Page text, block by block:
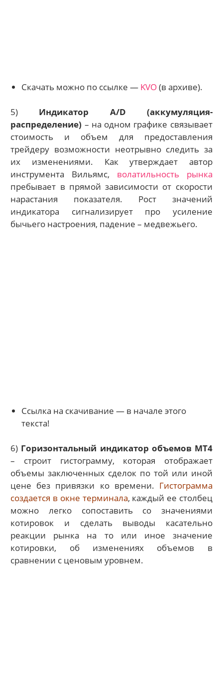
Скачать можно по ссылке — KVO(в архиве).
5) Индикатор A/D (аккумуляция-
распределение) – на одном графике связывает
стоимость и объем для предоставления
трейдеру возможности неотрывно следить за
их изменениями. Как утверждает автор
инструмента Вильямс, волатильность рынка
пребывает в прямой зависимости от скорости
нарастания показателя. Рост значений
индикатора сигнализирует про усиление
бычьего настроения, падение – медвежьего.
Ссылка на скачивание — в начале этого
текста!
6) Горизонтальный индикатор объемов MT4
– строит гистограмму, которая отображает
объемы заключенных сделок по той или иной
цене без привязки ко времени. Гистограмма
создается в окне терминала, каждый ее столбец
можно легко сопоставить со значениями
котировок и сделать выводы касательно
реакции рынка на то или иное значение
котировки, об изменениях объемов в
сравнении с ценовым уровнем.